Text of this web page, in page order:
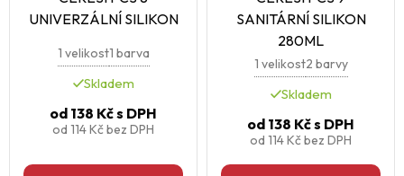
UNIVERZÁLNÍ SILIKON
1 velikost1 barva
Skladem
od 138 Kčs DPH
od 114 Kčbez DPH
SANITÁRNÍ SILIKON
280ML
1 velikost2 barvy
Skladem
od 138 Kčs DPH
od 114 Kčbez DPH